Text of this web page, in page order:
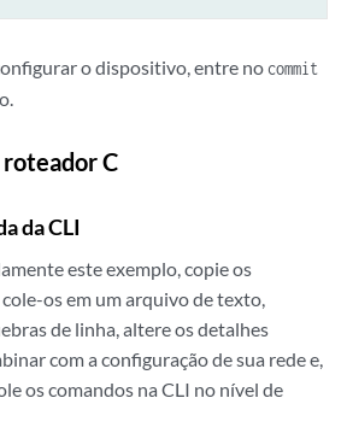
o dispositivo, entre no commit
C
da CLI
este exemplo, copie os
os em um arquivo de texto,
de linha, altere os detalhes
com a configuração de sua rede e,
os comandos na CLI no nível de